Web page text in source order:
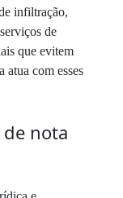
infiltração,
de
que evitem
atua com esses
nota